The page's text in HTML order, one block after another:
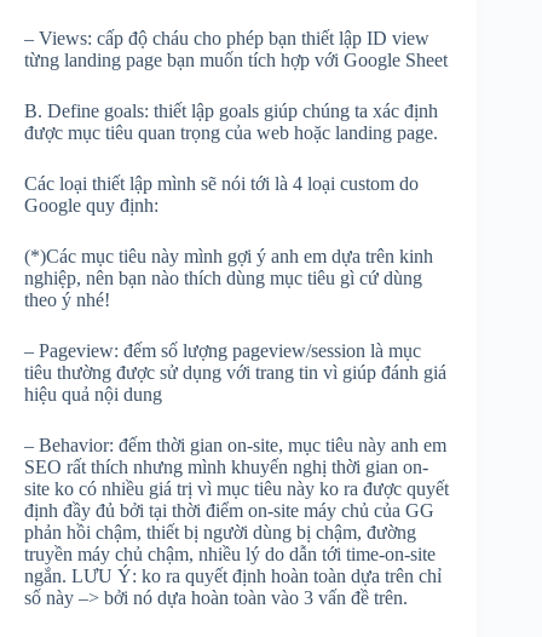
– Views: cấp độ cháu cho phép bạn thiết lập ID view
từng landing page bạn muốn tích hợp với Google Sheet
B. Define goals: thiết lập goals giúp chúng ta xác định
được mục tiêu quan trọng của web hoặc landing page.
Các loại thiết lập mình sẽ nói tới là 4 loại custom do
Google quy định:
(*)Các mục tiêu này mình gợi ý anh em dựa trên kinh
nghiệp, nên bạn nào thích dùng mục tiêu gì cứ dùng
theo ý nhé!
– Pageview: đếm số lượng pageview/session là mục
tiêu thường được sử dụng với trang tin vì giúp đánh giá
hiệu quả nội dung
– Behavior: đếm thời gian on-site, mục tiêu này anh em
SEO rất thích nhưng mình khuyến nghị thời gian on-
site ko có nhiều giá trị vì mục tiêu này ko ra được quyết
định đầy đủ bởi tại thời điểm on-site máy chủ của GG
phản hồi chậm, thiết bị người dùng bị chậm, đường
truyền máy chủ chậm, nhiều lý do dẫn tới time-on-site
ngắn. LƯU Ý: ko ra quyết định hoàn toàn dựa trên chỉ
số này –> bởi nó dựa hoàn toàn vào 3 vấn đề trên.